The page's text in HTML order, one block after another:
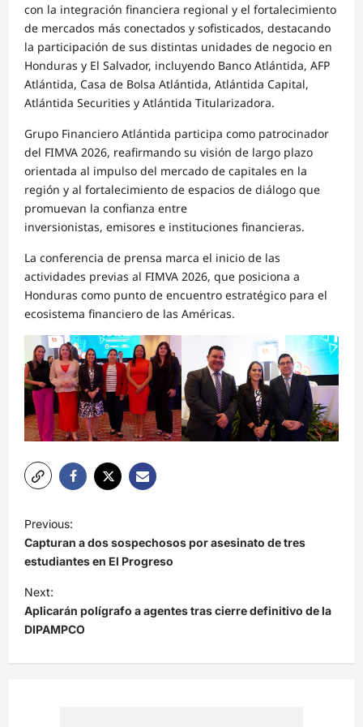
con la integración financiera regional y el fortalecimiento
de mercados más conectados y sofisticados, destacando
la participación de sus distintas unidades de negocio en
Honduras y El Salvador, incluyendo Banco Atlántida, AFP
Atlántida, Casa de Bolsa Atlántida, Atlántida Capital,
Atlántida Securities y Atlántida Titularizadora.
Grupo Financiero Atlántida participa como patrocinador
del FIMVA 2026, reafirmando su visión de largo plazo
orientada al impulso del mercado de capitales en la
región y al fortalecimiento de espacios de diálogo que
promuevan la confianza entre
inversionistas, emisores e instituciones financieras.
La conferencia de prensa marca el inicio de las
actividades previas al FIMVA 2026, que posiciona a
Honduras como punto de encuentro estratégico para el
ecosistema financiero de las Américas.
a
v
e
g
a
c
Previous:
Capturan a dos sospechosos por asesinato de tres
estudiantes en El Progreso
Next:
Aplicarán polígrafo a agentes tras cierre definitivo de la
DIPAMPCO